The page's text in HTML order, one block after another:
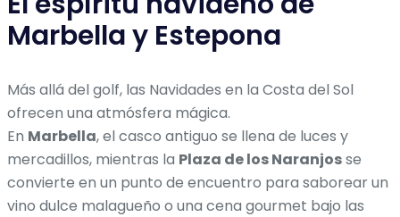
Marbella y Estepona
Más allá del golf, las Navidades en la Costa del Sol
ofrecen una atmósfera mágica.
En Marbella, el casco antiguo se llena de luces y
mercadillos, mientras la Plaza de los Naranjosse
convierte en un punto de encuentro para saborear un
vino dulce malagueño o una cena gourmet bajo las